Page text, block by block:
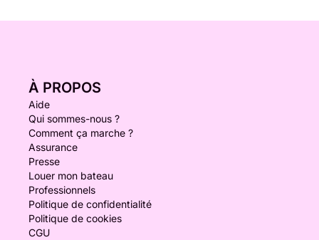
À PROPOS
Aide
Qui sommes-nous ?
Comment ça marche ?
Assurance
Presse
Louer mon bateau
Professionnels
Politique de confidentialité
Politique de cookies
CGU